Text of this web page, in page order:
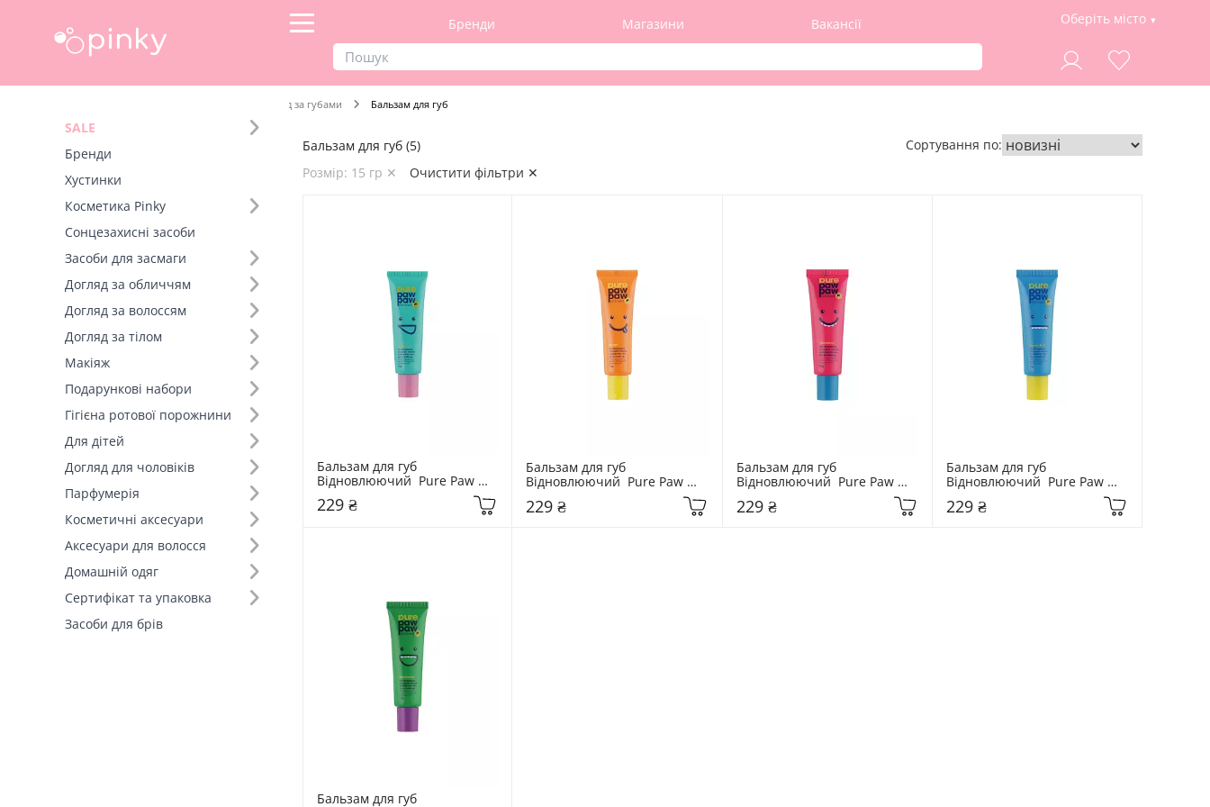
Бренди Магазини Вакансії Оберіть місто
SALE
Бренди
Хустинки
Косметика Pinky
Сонцезахисні засоби
Засоби для засмаги
Догляд за обличчям
Догляд за волоссям
Догляд за тілом
Макіяж
Подарункові набори
Гігієна ротової порожнини
Для дітей
Догляд для чоловіків
Парфумерія
Косметичні аксесуари
Аксесуари для волосся
Домашній одяг
Сертифікат та упаковка
Засоби для брів
Догляд за губами Бальзам для губ
Фільтр
Розмір (6)
Бальзам для губ (5)
Розмір: 15 гр ✕
Очистити фільтри ✕
Сортування по:
Бальзам для губ
Відновлюючий  Pure Paw
229 ₴
Бальзам для губ
Відновлюючий  Pure Paw
229 ₴
Бальзам для губ
Відновлюючий  Pure Paw
229 ₴
Бальзам для губ
Відновлюючий  Pure Paw
229 ₴
Бальзам для губ